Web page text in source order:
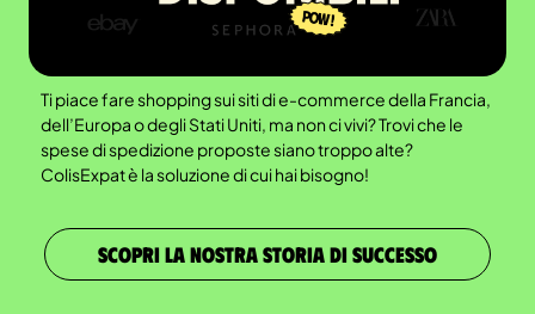
Ti piace fare shopping sui siti di e-commerce della Francia,
dell’Europa o degli Stati Uniti, ma non ci vivi? Trovi che le
spese di spedizione proposte siano troppo alte?
ColisExpat è la soluzione di cui hai bisogno!
SCOPRI LA NOSTRA STORIA DI SUCCESSO